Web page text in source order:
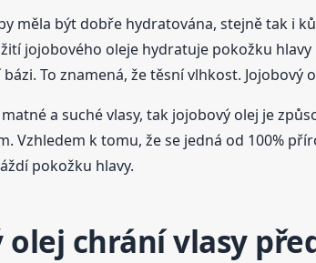
měla být dobře hydratována, stejně tak i
jojobového oleje hydratuje pokožku
To znamená, že těsní vlhkost.
a suché vlasy, tak jojobový olej je
Vzhledem k tomu, že se jedná od 100%
pokožku hlavy.
olej chrání vlasy